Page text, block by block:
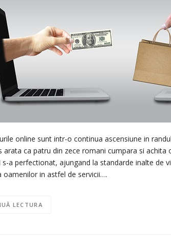
online sunt intr-o continua ascensiune in
arata ca patru din zece romani cumpara si
s-a perfectionat, ajungand la standarde inalte de
oamenilor in astfel de servicii….
LECTURA